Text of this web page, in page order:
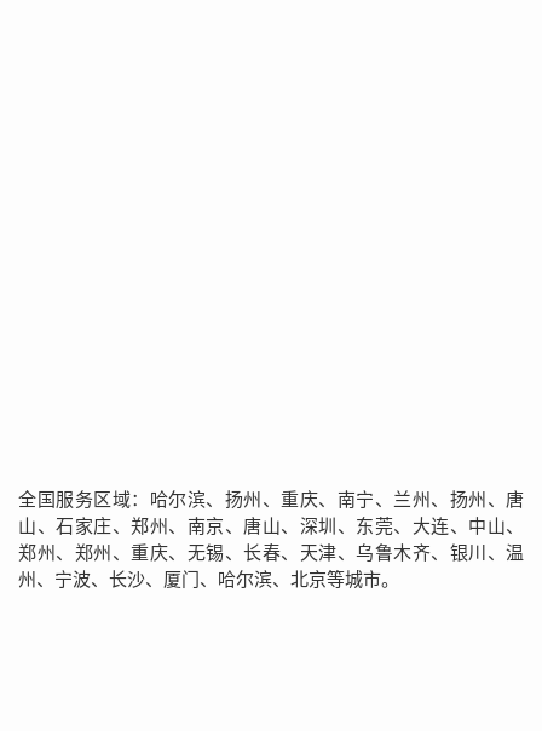
全国服务区域：哈尔滨、扬州、重庆、南宁、兰州、扬州、唐
山、石家庄、郑州、南京、唐山、深圳、东莞、大连、中山、
郑州、郑州、重庆、无锡、长春、天津、乌鲁木齐、银川、温
州、宁波、长沙、厦门、哈尔滨、北京等城市。